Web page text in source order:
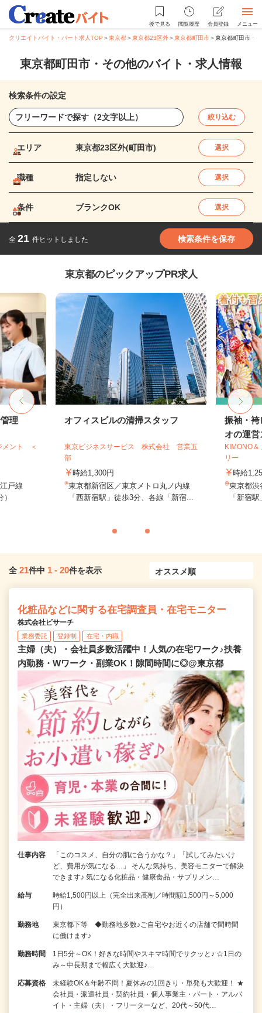
後で見る 閲覧履歴 会員登録 メニュー
クリエイトバイト・パート求人TOP ＞東京都＞東京都23区外＞東京都町田市＞東京都町田市・
東京都町田市・その他のバイト・求人情報
検索条件の設定
絞り込む
エリア 東京都23区外(町田市) 選択
職種 指定しない 選択
条件 ブランクOK 選択
全 21 件ヒットしました 検索条件を保存
東京都のピックアップPR求人
理
メント ＜
戸線
オフィスビルの清掃スタッフ
東京ビジネスサービス 株式会社 営業五
部
時給1,300円
東京都新宿区／東京メトロ丸ノ内線
「西新宿駅」徒歩3分、各線「新宿...
振袖・袴
オの運営
KIMONO
リー
時給
東京都渋
「新宿
全 21件中 1 - 20件を表示
化粧品などに関する在宅調査員・在宅モニター
株式会社ビサーチ
業務委託 登録制 在宅・内職
主婦（夫）・会社員多数活躍中！人気の在宅ワーク♪扶養
内勤務・Wワーク・副業OK！隙間時間に◎@東京都
仕事内容
「このコスメ、自分の肌に合うかな？」「試してみたいけ
ど、費用が気になる…」 そんな気持ち、美容モニターで解決
できます♪ 気になる化粧品・健康食品・サプリメン…
給与
時給1,500円以上（完全出来高制／時間額1,500円～5,000
円）
勤務地
東京都下等 ◆勤務地多数♪ご自宅やお近くの店舗で間時間
に働けます♪
勤務時間
1日5分～OK！好きな時間やスキマ時間でサクッと♪ ☆1日の
み～中長期まで幅広く大歓迎♪…
応募資格
未経験OK＆年齢不問！夏休みの1回きり・単発も大歓迎！ ★
会社員・派遣社員・契約社員・個人事業主・パート・アルバ
イト・主婦（夫）・フリーターなど、20代～50代…